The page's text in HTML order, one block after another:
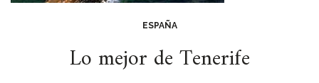
ESPAÑA
Lo mejor de Tenerife